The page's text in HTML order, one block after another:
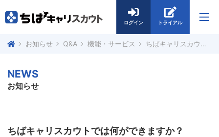
ログイン トライアル
お知らせ Q&A 機能・サービス ちばキャリスカウトでは何ができますか？
NEWS
お知らせ
ちばキャリスカウトでは何ができますか？